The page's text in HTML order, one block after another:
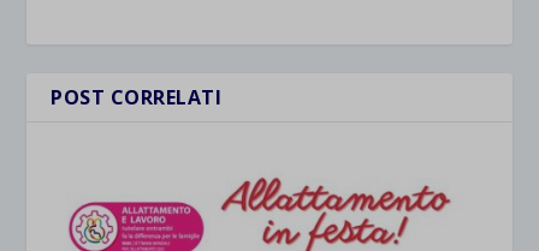
POST CORRELATI